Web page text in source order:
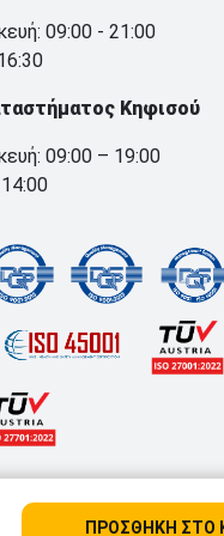
ΠΡΟΣΘΗΚΗ ΣΤΟ
09:00 - 21:00
Κηφισού
09:00 – 19:00